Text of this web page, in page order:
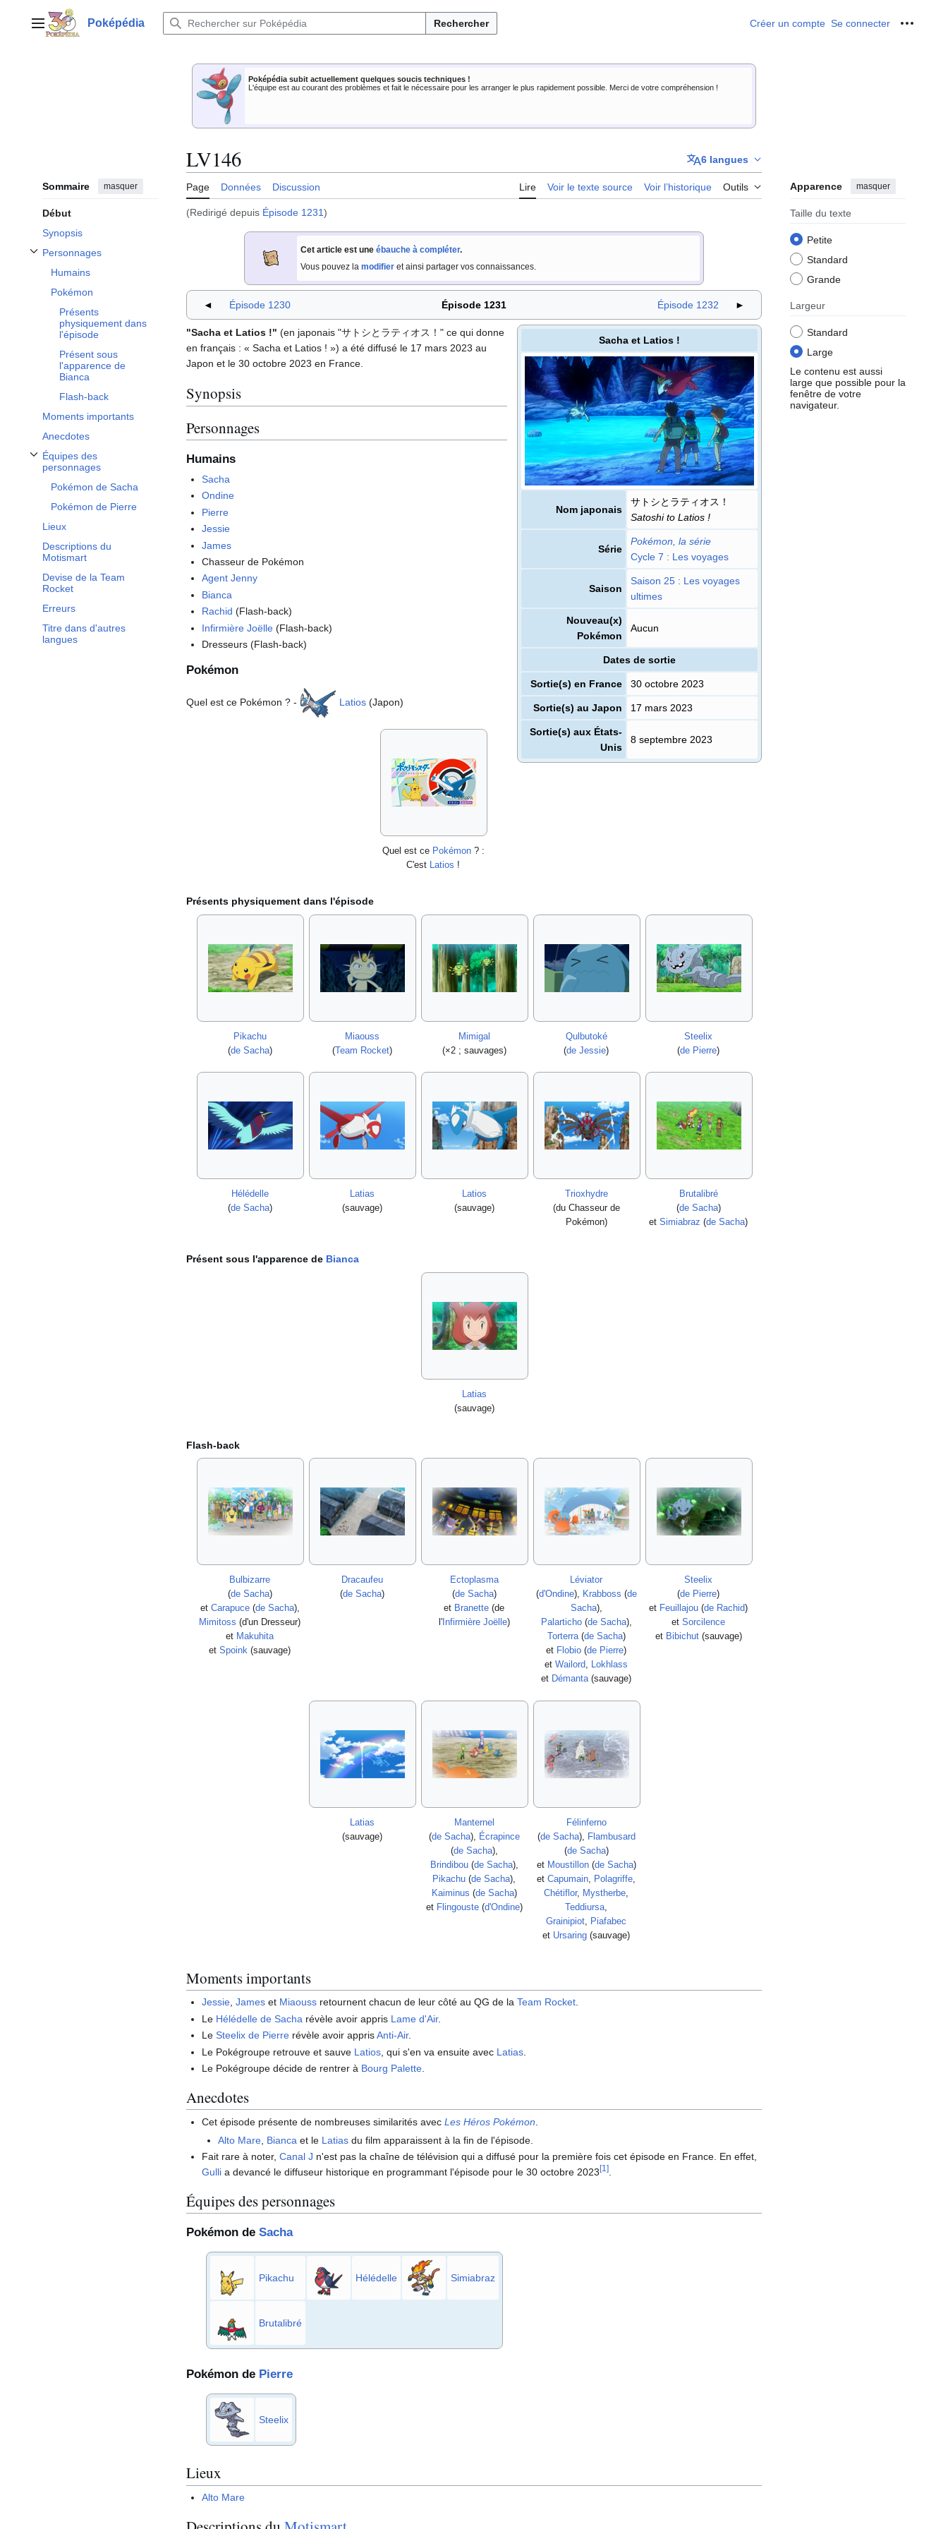
contenuMenu principalPoképédia Rechercher Créer un compte Se connecter Outils
Poképédia subit actuellement quelques soucis techniques !
L'équipe est au courant des problèmes et fait le nécessaire pour les arranger le plus rapidement possible. Merci de votre compréhension !
Sommaire masquer
Début
Synopsis
Personnages
Afficher / masquer la sous-section Personnages
Humains
Pokémon
Présents
physiquement dans
l'épisode
Présent sous
l'apparence de
Bianca
Flash-back
Moments importants
Anecdotes
Équipes des
personnages
Afficher / masquer la sous-section Équipes des personnages
Pokémon de Sacha
Pokémon de Pierre
Lieux
Descriptions du
Motismart
Devise de la Team
Rocket
Erreurs
Titre dans d'autres
langues
LV146 6 langues
Page Données Discussion Lire Voir le texte source Voir l’historique Outils Apparence masquer
Taille du texte
Petite
Standard
Grande
Largeur
Standard
Large
Le contenu est aussi
large que possible pour la
fenêtre de votre
navigateur.
(Redirigé depuis Épisode 1231)
Cet article est une ébauche à compléter.
Vous pouvez la modifieret ainsi partager vos connaissances.
◄ Épisode 1230 Épisode 1231 Épisode 1232 ►
Sacha et Latios !
Nom japonais
サトシとラティオス！
Satoshi to Latios !
Série
Pokémon, la série
cycle 7 : Les voyages
Saison
saison 25 : Les voyages
ultimes
Nouveau(x)
Pokémon
Aucun
Dates de sortie
Sortie(s) en France 30 octobre 2023
Sortie(s) au Japon 17 mars 2023
Sortie(s) aux États-
Unis
8 septembre 2023
"Sacha et Latios !" (en japonais "サトシとラティオス！" ce qui donne
en français : « Sacha et Latios ! ») a été diffusé le 17 mars 2023 au
Japon et le 30 octobre 2023 en France.
Synopsis
Personnages
Humains
Sacha
Ondine
Pierre
Jessie
James
Chasseur de Pokémon
Agent Jenny
Bianca
Rachid (Flash-back)
Infirmière Joëlle (Flash-back)
Dresseurs (Flash-back)
Pokémon
Quel est ce Pokémon ? - Latios (Japon)
Quel est ce Pokémon ? :
C'est Latios !
Présents physiquement dans l'épisode
Pikachu
(de Sacha)
Miaouss
(Team Rocket)
Mimigal
(×2 ; sauvages)
Qulbutoké
(de Jessie)
Steelix
(de Pierre)
Hélédelle
(de Sacha)
Latias
(sauvage)
Latios
(sauvage)
Trioxhydre
(du Chasseur de
Pokémon)
Brutalibré
(de Sacha)
et Simiabraz (de Sacha)
Présent sous l'apparence de Bianca
Latias
(sauvage)
Flash-back
Bulbizarre
(de Sacha)
et Carapuce(de Sacha),
Mimitoss (d'un Dresseur)
et Makuhita
et Spoink (sauvage)
Dracaufeu
(de Sacha)
Ectoplasma
(de Sacha)
et Branette (de
l'Infirmière Joëlle)
Léviator
(d'Ondine), Krabboss (de
Sacha),
Palarticho(de Sacha),
Torterra(de Sacha)
et Flobio (de Pierre)
et Wailord, Lokhlass
et Démanta(sauvage)
Steelix
(de Pierre)
et Feuillajou (de Rachid)
et Sorcilence
et Bibichut(sauvage)
Latias
(sauvage)
Manternel
(de Sacha), Écrapince
(de Sacha),
Brindibou(de Sacha),
Pikachu (de Sacha),
Kaiminus (de Sacha)
et Flingouste(d'Ondine)
Félinferno
(de Sacha), Flambusard
(de Sacha)
et Moustillon(de Sacha)
et Capumain Polagriffe
Chétiflor, Mystherbe
Teddiursa
Grainipiot Piafabec
et Ursaring (sauvage)
Moments importants
Jessie,James et Miaouss retournent chacun de leur côté au QG de laTeam Rocket.
Le Hélédelle de Sacha révèle avoir appris Lame d'Air.
LeSteelix de Pierre révèle avoir apprisAnti-Air.
Le Pokégroupe retrouve et sauve Latios , qui s'en va ensuite avec Latias
Le Pokégroupe décide de rentrer à Bourg Palette
Anecdotes
Cet épisode présente de nombreuses similarités avecLes Héros Pokémon
Alto Mare, Bianca et le Latiasdu film apparaissent à la fin de l'épisode.
Fait rare à noter,Canal J n'est pas la chaîne de télévision qui a diffusé pour la première fois cet épisode en France. En effet,
Gulli a devancé le diffuseur historique en programmant l'épisode pour le 30 octobre 2023[1]
Équipes des personnages
Pokémon de Sacha
Pikachu Hélédelle Simiabraz
Brutalibré
Pokémon de Pierre
Steelix
Lieux
Alto Mare